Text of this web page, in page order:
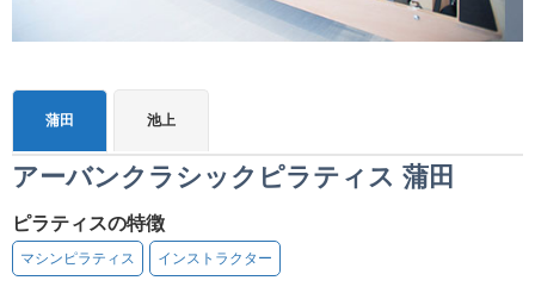
蒲田 池上
アーバンクラシックピラティス 蒲田
ピラティスの特徴
マシンピラティス インストラクター